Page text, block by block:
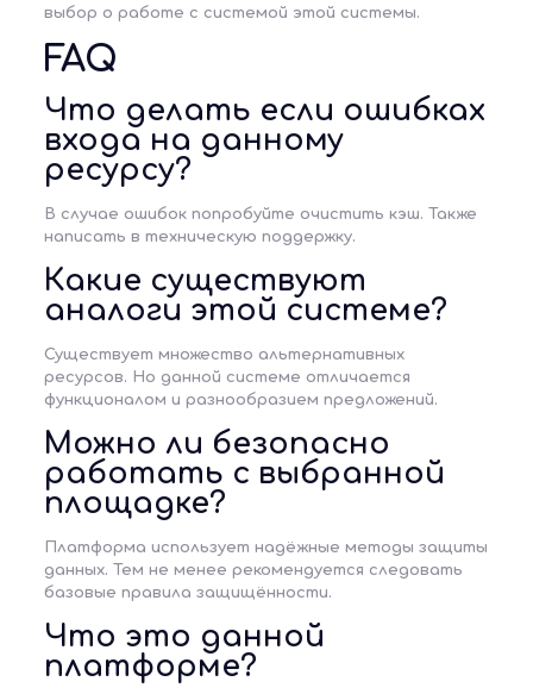
выбор о работе с системой этой системы.
FAQ
Что делать если ошибках
входа на данному
ресурсу?
В случае ошибок попробуйте очистить кэш. Также
написать в техническую поддержку.
Какие существуют
аналоги этой системе?
Существует множество альтернативных
ресурсов. Но данной системе отличается
функционалом и разнообразием предложений.
Можно ли безопасно
работать с выбранной
площадке?
Платформа использует надёжные методы защиты
данных. Тем не менее рекомендуется следовать
базовые правила защищённости.
Что это данной
платформе?